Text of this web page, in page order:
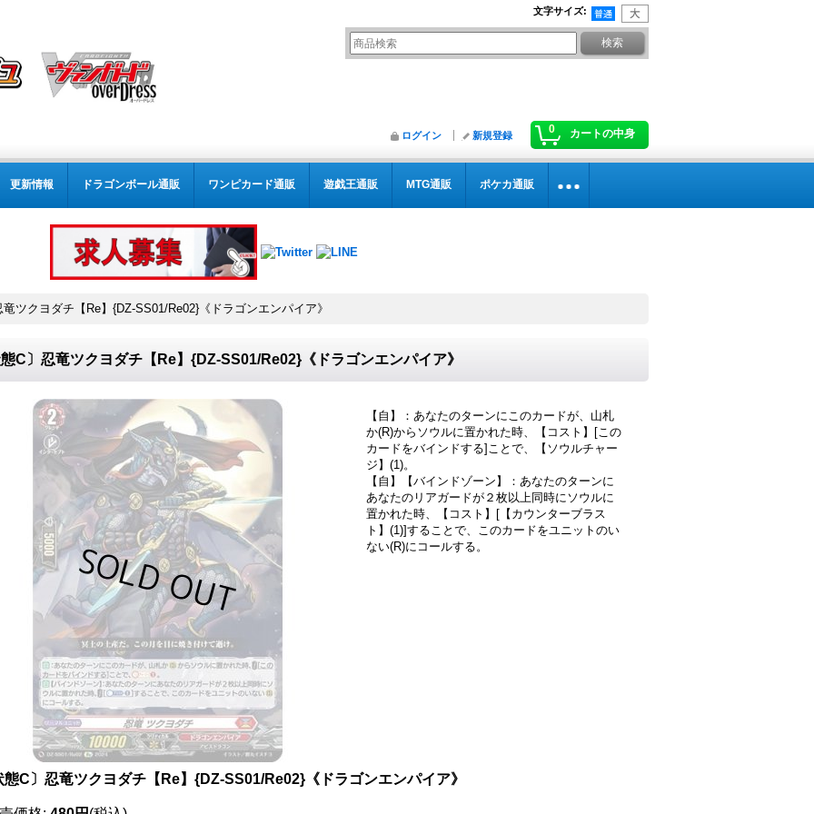
文字サイズ:
0 カートの中身
ログイン 新規登録
更新情報 ドラゴンボール通販 ワンピカード通販 遊戯王通販 MTG通販 ポケカ通販
ツクヨダチ【Re】{DZ-SS01/Re02}《ドラゴンエンパイア》
C〕忍竜ツクヨダチ【Re】{DZ-SS01/Re02}《ドラゴンエンパイア》
【自】：あなたのターンにこのカードが、山札
か(R)からソウルに置かれた時、【コスト】[この
カードをバインドする]ことで、【ソウルチャー
ジ】(1)。
【自】【バインドゾーン】：あなたのターンに
あなたのリアガードが２枚以上同時にソウルに
置かれた時、【コスト】[【カウンターブラス
ト】(1)]することで、このカードをユニットのい
ない(R)にコールする。
態C〕忍竜ツクヨダチ【Re】{DZ-SS01/Re02}《ドラゴンエンパイア》